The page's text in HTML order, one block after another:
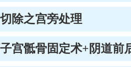
除之宫旁处理
宫骶骨固定术+阴道前